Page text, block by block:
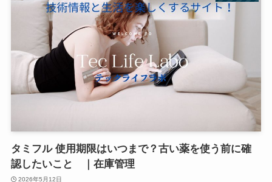
タミフル 使用期限はいつまで？古い薬を使う前に確
認したいこと ｜在庫管理
2026年5月12日